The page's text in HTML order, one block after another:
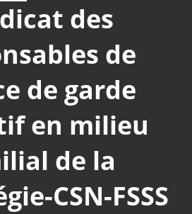
des
de
de garde
en milieu
de la
CSN-FSSS